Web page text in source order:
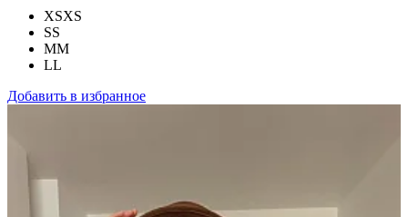
XSXS
SS
MM
LL
Добавить в избранное